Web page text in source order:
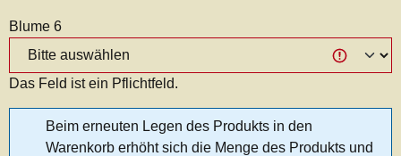
Blume 6
Das Feld ist ein Pflichtfeld.
Beim erneuten Legen des Produkts in den
Warenkorb erhöht sich die Menge des Produkts und